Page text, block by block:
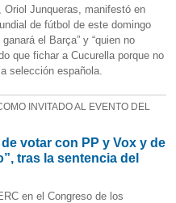
Junqueras, manifestó en
de fútbol de este domingo
el Barça” y “quien no
que fichar a Cucurella porque no
selección española.
INVITADO AL EVENTO DEL
votar con PP y Vox y de
tras la sentencia del
en el Congreso de los